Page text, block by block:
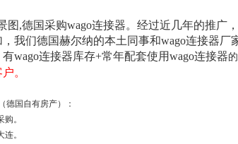
图,德国采购wago连接器。 经过近几年的推广
我们德国赫尔纳的本土同事和wago连接器厂
有wago连接器库存+常年配套使用wago连接器的
户。
德国自有房产）：
。
。